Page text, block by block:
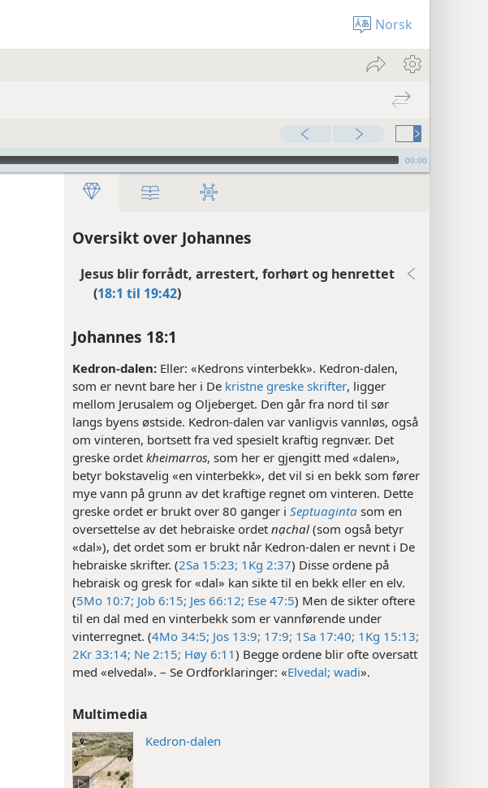
Norsk
00:00
Oversikt over Johannes
Jesus blir forrådt, arrestert, forhørt og henrettet
(18:1 til 19:42)
Johannes 18:1
Kedron-dalen: Eller: «Kedrons vinterbekk». Kedron-dalen,
som er nevnt bare her i De kristne greske skrifter, ligger
mellom Jerusalem og Oljeberget. Den går fra nord til sør
langs byens østside. Kedron-dalen var vanligvis vannløs, også
om vinteren, bortsett fra ved spesielt kraftig regnvær. Det
greske ordet kheimarros, som her er gjengitt med «dalen»,
betyr bokstavelig «en vinterbekk», det vil si en bekk som fører
mye vann på grunn av det kraftige regnet om vinteren. Dette
greske ordet er brukt over 80 ganger i Septuaginta som en
oversettelse av det hebraiske ordet nạchal (som også betyr
«dal»), det ordet som er brukt når Kedron-dalen er nevnt i De
hebraiske skrifter. (2Sa 15:23; 1Kg 2:37) Disse ordene på
hebraisk og gresk for «dal» kan sikte til en bekk eller en elv.
(5Mo 10:7; Job 6:15; Jes 66:12; Ese 47:5) Men de sikter oftere
til en dal med en vinterbekk som er vannførende under
vinterregnet. (4Mo 34:5; Jos 13:9; 17:9; 1Sa 17:40; 1Kg 15:13;
2Kr 33:14; Ne 2:15; Høy 6:11) Begge ordene blir ofte oversatt
med «elvedal». – Se Ordforklaringer: «Elvedal; wadi».
Multimedia
Kedron-dalen